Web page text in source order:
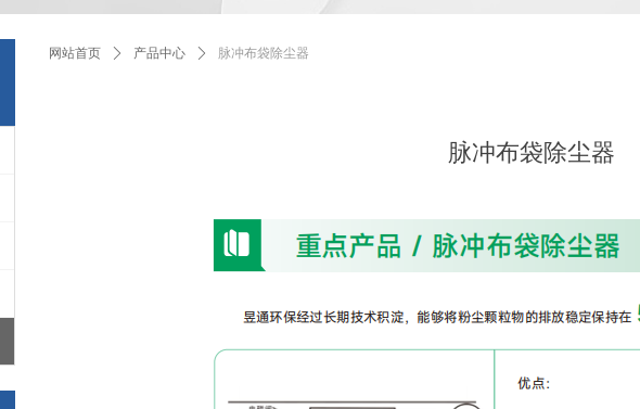
网站首页 ꄲ 产品中心 ꄲ 脉冲布袋除尘器
脉冲布袋除尘器